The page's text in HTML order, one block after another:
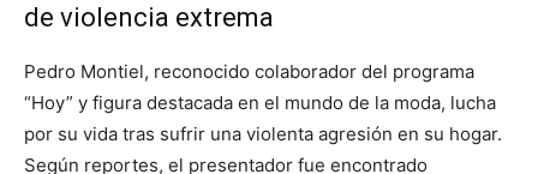
de violencia extrema
Pedro Montiel, reconocido colaborador del programa
“Hoy” y figura destacada en el mundo de la moda, lucha
por su vida tras sufrir una violenta agresión en su hogar.
Según reportes, el presentador fue encontrado